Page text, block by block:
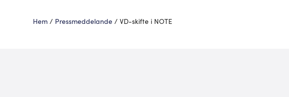
Hem / Pressmeddelande /VD-skifte i NOTE